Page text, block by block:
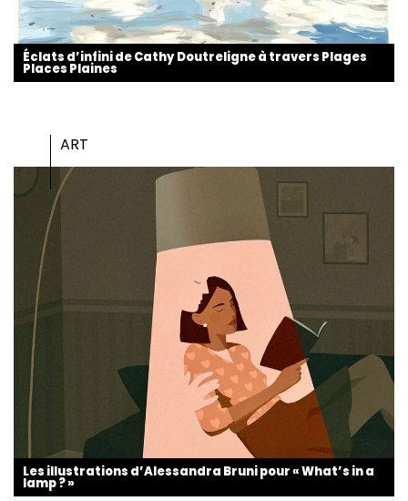
Éclats d’infini de Cathy Doutreligne à travers Plages
Places Plaines
ART
Les illustrations d’Alessandra Bruni pour « What’s in a
lamp ? »